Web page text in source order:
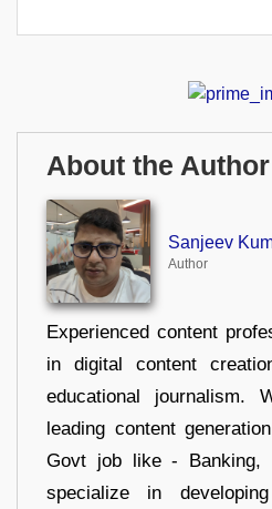
About the Author
Sanjeev
Author
Experienced content
in digital content
educational journalism.
leading content
Govt job like - Banking,
specialize in